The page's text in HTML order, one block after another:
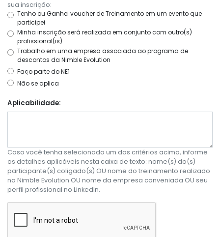
sua inscrição:
Tenho ou Ganhei voucher de Treinamento em um evento que
participei
Minha inscrição será realizada em conjunto com outro(s)
profissional(is)
Trabalho em uma empresa associada ao programa de
descontos da Nimble Evolution
Faço parte do NE1
Não se aplica
Aplicabilidade:
Caso você tenha selecionado um dos critérios acima, informe
os detalhes aplicáveis nesta caixa de texto: nome(s) do(s)
participante(s) coligado(s) OU nome do treinamento realizado
na Nimble Evolution OU nome da empresa conveniada OU seu
perfil profissional no LinkedIn.